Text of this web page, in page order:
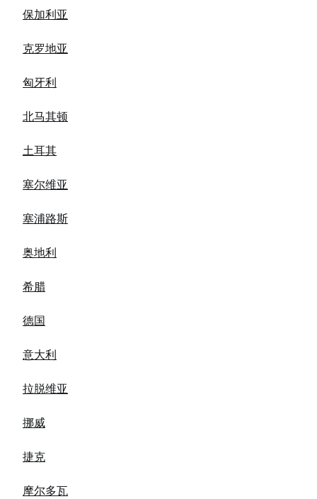
保加利亚
克罗地亚
匈牙利
北马其顿
土耳其
塞尔维亚
塞浦路斯
奥地利
希腊
德国
意大利
拉脱维亚
挪威
捷克
摩尔多瓦